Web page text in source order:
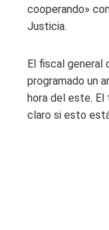
cooperando»
Justicia.
El fiscal general
programado un
hora del este.
claro si esto